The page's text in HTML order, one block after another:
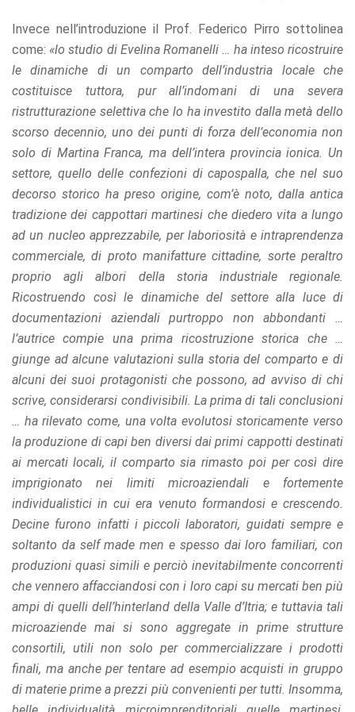
Invece nell’introduzione il Prof. Federico Pirro sottolinea
come: «lo studio di Evelina Romanelli … ha inteso ricostruire
le dinamiche di un comparto dell’industria locale che
costituisce tuttora, pur all’indomani di una severa
ristrutturazione selettiva che lo ha investito dalla metà dello
scorso decennio, uno dei punti di forza dell’economia non
solo di Martina Franca, ma dell’intera provincia ionica. Un
settore, quello delle confezioni di capospalla, che nel suo
decorso storico ha preso origine, com’è noto, dalla antica
tradizione dei cappottari martinesi che diedero vita a lungo
ad un nucleo apprezzabile, per laboriosità e intraprendenza
commerciale, di proto manifatture cittadine, sorte peraltro
proprio agli albori della storia industriale regionale.
Ricostruendo così le dinamiche del settore alla luce di
documentazioni aziendali purtroppo non abbondanti …
l’autrice compie una prima ricostruzione storica che …
giunge ad alcune valutazioni sulla storia del comparto e di
alcuni dei suoi protagonisti che possono, ad avviso di chi
scrive, considerarsi condivisibili. La prima di tali conclusioni
… ha rilevato come, una volta evolutosi storicamente verso
la produzione di capi ben diversi dai primi cappotti destinati
ai mercati locali, il comparto sia rimasto poi per così dire
imprigionato nei limiti microaziendali e fortemente
individualistici in cui era venuto formandosi e crescendo.
Decine furono infatti i piccoli laboratori, guidati sempre e
soltanto da self made men e spesso dai loro familiari, con
produzioni quasi simili e perciò inevitabilmente concorrenti
che vennero affacciandosi con i loro capi su mercati ben più
ampi di quelli dell’hinterland della Valle d’Itria; e tuttavia tali
microaziende mai si sono aggregate in prime strutture
consortili, utili non solo per commercializzare i prodotti
finali, ma anche per tentare ad esempio acquisti in gruppo
di materie prime a prezzi più convenienti per tutti. Insomma,